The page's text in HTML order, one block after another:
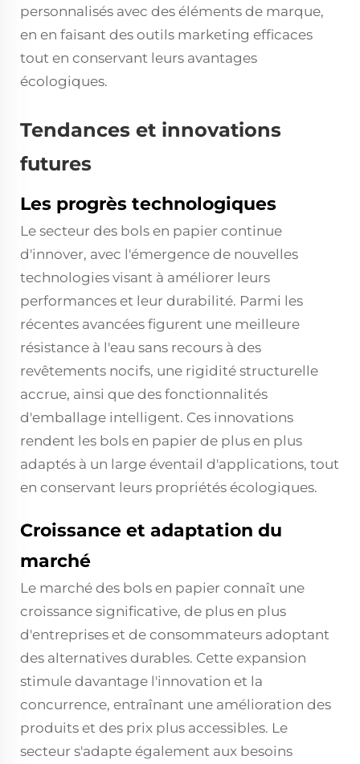
personnalisés avec des éléments de marque,
en en faisant des outils marketing efficaces
tout en conservant leurs avantages
écologiques.
Tendances et innovations
futures
Les progrès technologiques
Le secteur des bols en papier continue
d'innover, avec l'émergence de nouvelles
technologies visant à améliorer leurs
performances et leur durabilité. Parmi les
récentes avancées figurent une meilleure
résistance à l'eau sans recours à des
revêtements nocifs, une rigidité structurelle
accrue, ainsi que des fonctionnalités
d'emballage intelligent. Ces innovations
rendent les bols en papier de plus en plus
adaptés à un large éventail d'applications, tout
en conservant leurs propriétés écologiques.
Croissance et adaptation du
marché
Le marché des bols en papier connaît une
croissance significative, de plus en plus
d'entreprises et de consommateurs adoptant
des alternatives durables. Cette expansion
stimule davantage l'innovation et la
concurrence, entraînant une amélioration des
produits et des prix plus accessibles. Le
secteur s'adapte également aux besoins